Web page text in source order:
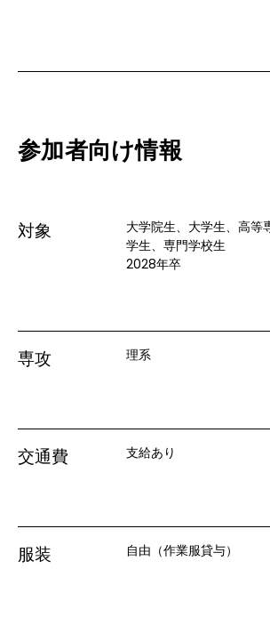
参加者向け情報
対象
大学院生、大学生、高等
学生、専門学校生
2028年卒
専攻 理系
交通費 支給あり
服装 自由（作業服貸与）